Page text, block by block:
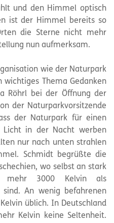
und den Himmel optisch
ist der Himmel bereits so
die Sterne nicht mehr
nun aufmerksam.
wie der Naturpark
wichtiges Thema Gedanken
Röhrl bei der Öffnung der
der Naturparkvorsitzende
der Naturpark für einen
Licht in der Nacht werben
nur nach unten strahlen
Schmidt begrüßte die
wo selbst an stark
mehr 3000 Kelvin als
sind. An wenig befahrenen
üblich. In Deutschland
Kelvin keine Seltenheit.